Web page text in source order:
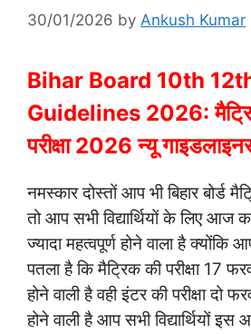
30/01/2026 by Ankush Kumar
Bihar Board 10th
Guidelines 2026:
परीक्षा 2026 न्यू
नमस्कार दोस्तों आप भी बिहार बोर्ड
तो आप सभी विद्यार्थियों के लिए आज
ज्यादा महत्वपूर्ण होने वाला है क्योंकि
पतला है कि मैट्रिक की परीक्षा 17
होने वाली है वही इंटर की परीक्षा
होने वाली है आप सभी विद्यार्थियों इस